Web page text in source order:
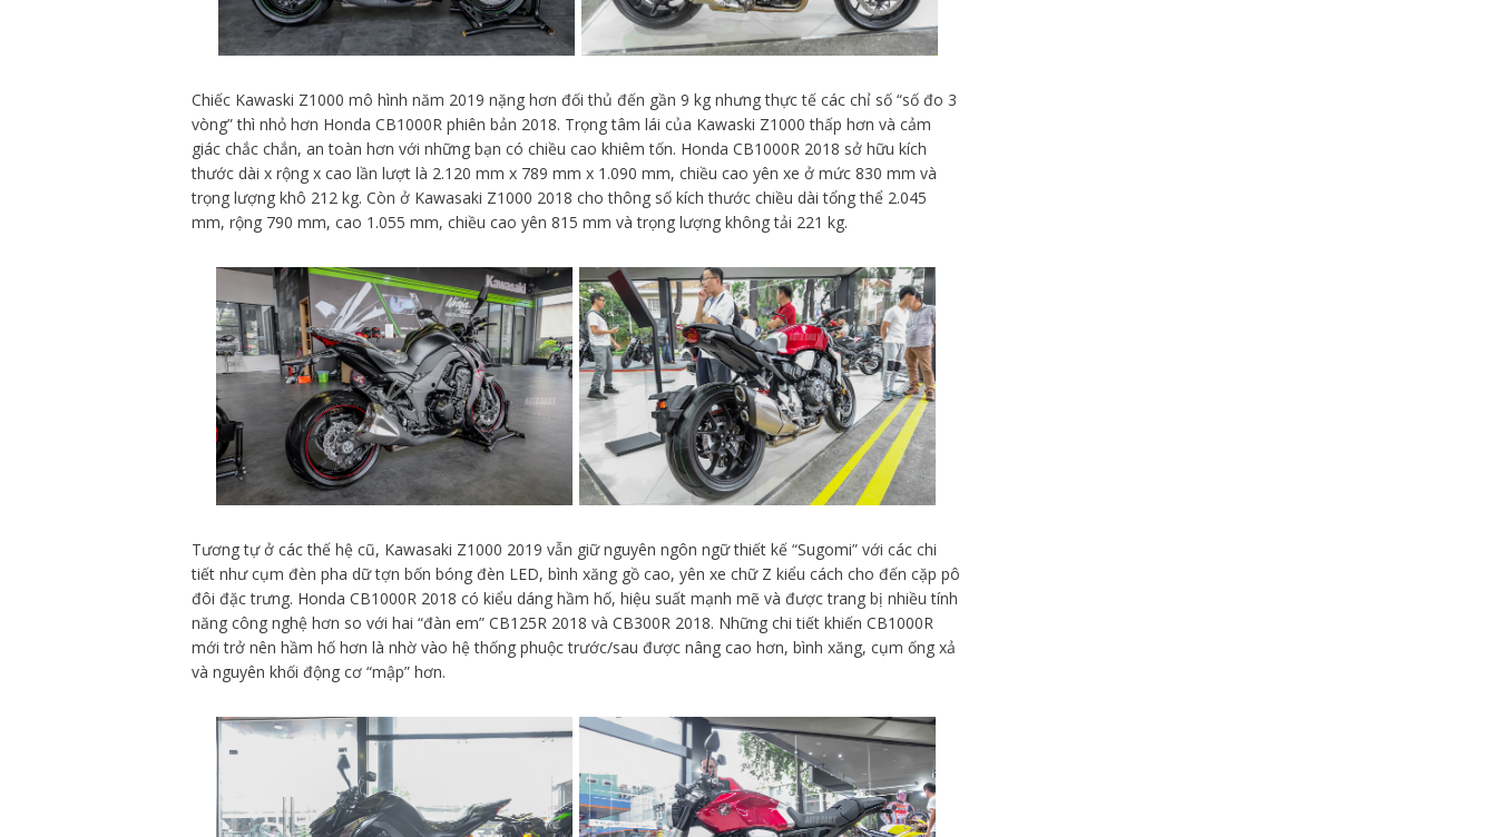
Chiếc Kawaski Z1000 mô hình năm 2019 nặng hơn đối thủ đến gần 9 kg nhưng thực tế các chỉ số “số đo 3
vòng” thì nhỏ hơn Honda CB1000R phiên bản 2018. Trọng tâm lái của Kawaski Z1000 thấp hơn và cảm
giác chắc chắn, an toàn hơn với những bạn có chiều cao khiêm tốn. Honda CB1000R 2018 sở hữu kích
thước dài x rộng x cao lần lượt là 2.120 mm x 789 mm x 1.090 mm, chiều cao yên xe ở mức 830 mm và
trọng lượng khô 212 kg. Còn ở Kawasaki Z1000 2018 cho thông số kích thước chiều dài tổng thể 2.045
mm, rộng 790 mm, cao 1.055 mm, chiều cao yên 815 mm và trọng lượng không tải 221 kg.
Tương tự ở các thế hệ cũ, Kawasaki Z1000 2019 vẫn giữ nguyên ngôn ngữ thiết kế “Sugomi” với các chi
tiết như cụm đèn pha dữ tợn bốn bóng đèn LED, bình xăng gồ cao, yên xe chữ Z kiểu cách cho đến cặp pô
đôi đặc trưng. Honda CB1000R 2018 có kiểu dáng hầm hố, hiệu suất mạnh mẽ và được trang bị nhiều tính
năng công nghệ hơn so với hai “đàn em” CB125R 2018 và CB300R 2018. Những chi tiết khiến CB1000R
mới trở nên hầm hố hơn là nhờ vào hệ thống phuộc trước/sau được nâng cao hơn, bình xăng, cụm ống xả
và nguyên khối động cơ “mập” hơn.